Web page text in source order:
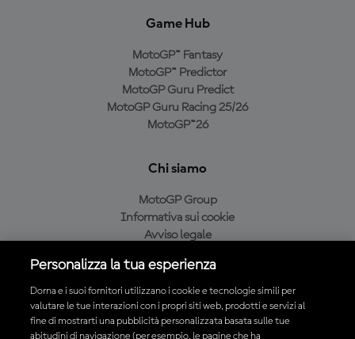
Game Hub
MotoGP™ Fantasy
MotoGP™ Predictor
MotoGP Guru Predict
MotoGP Guru Racing 25/26
MotoGP™26
Chi siamo
MotoGP Group
Informativa sui cookie
Avviso legale
Condizioni di acquisto
Scarica l'app ufficiale MotoGP™
Personalizza la tua esperienza
Dorna e i suoi fornitori utilizzano i cookie e tecnologie simili per
valutare le tue interazioni con i propri siti web, prodotti e servizi al
fine di mostrarti una pubblicità personalizzata basata sulle tue
abitudini di navigazione (per esempio, le pagine che ha